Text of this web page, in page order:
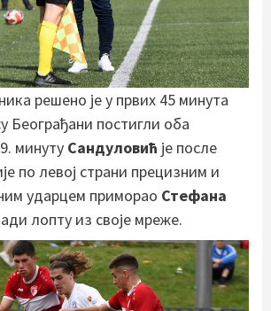
решено је у првих 45 минута
Београђани постигли оба
минуту Сандуловић је после
по левој страни прецизним и
ударцем приморао Стефана
лопту из своје мреже.